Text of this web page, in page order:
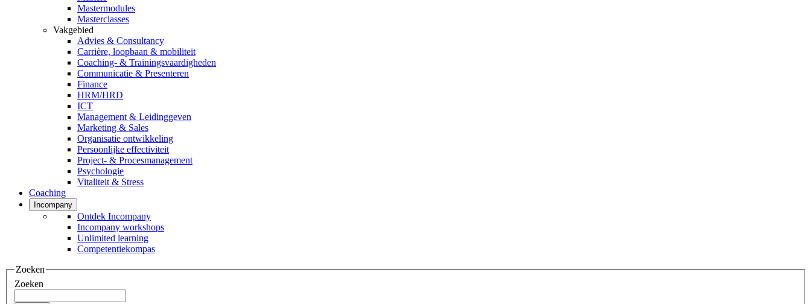
Mastermodules
Masterclasses
Vakgebied
Advies & Consultancy
Carrière, loopbaan & mobiliteit
Coaching- & Trainingsvaardigheden
Communicatie & Presenteren
Finance
HRM/HRD
ICT
Management & Leidinggeven
Marketing & Sales
Organisatie ontwikkeling
Persoonlijke effectiviteit
Project- & Procesmanagement
Psychologie
Vitaliteit & Stress
Coaching
Incompany
Ontdek Incompany
Incompany workshops
Unlimited learning
Competentiekompas
Zoeken
Zoeken